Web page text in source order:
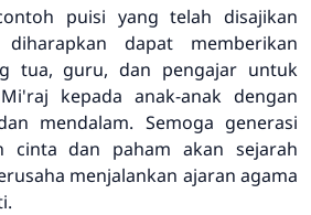
puisi yang telah disajikan
dapat memberikan
tua, guru, dan pengajar untuk
kepada anak-anak dengan
mendalam. Semoga generasi
cinta dan paham akan sejarah
menjalankan ajaran agama